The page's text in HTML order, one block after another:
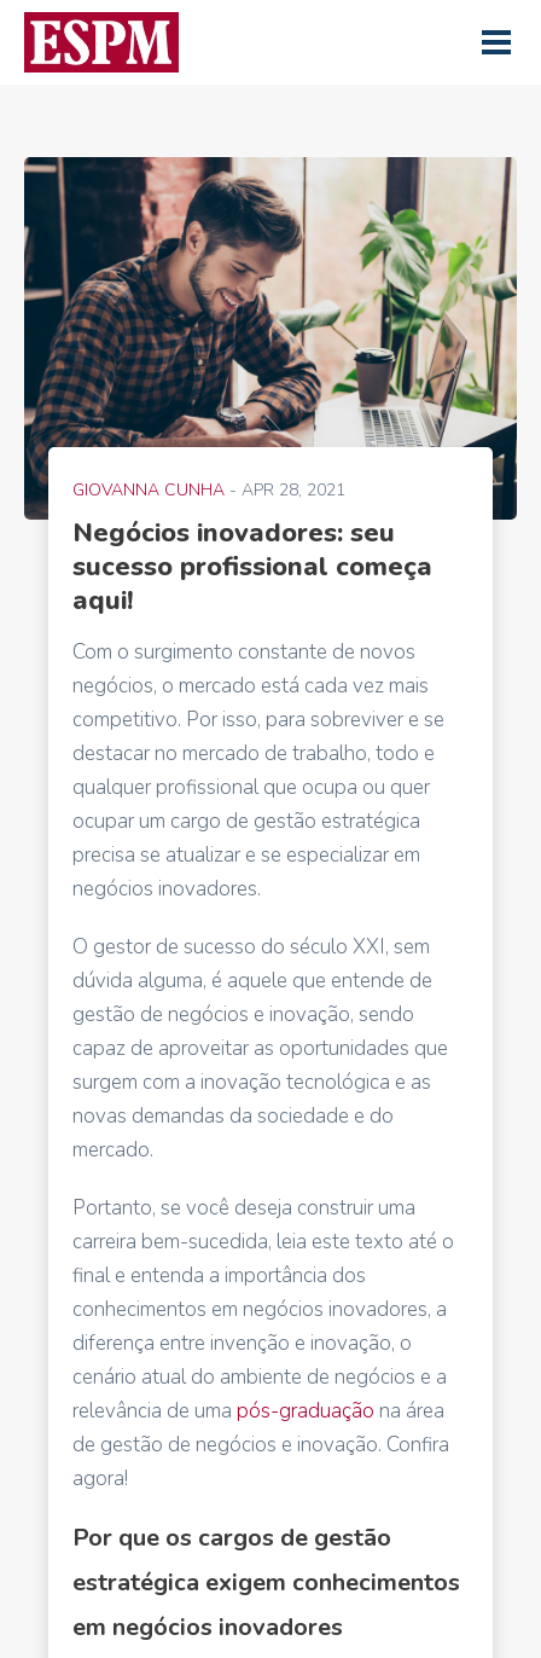
GIOVANNA CUNHA - APR 28, 2021
Negócios inovadores: seu
sucesso profissional começa
aqui!
Com o surgimento constante de novos
negócios, o mercado está cada vez mais
competitivo. Por isso, para sobreviver e se
destacar no mercado de trabalho, todo e
qualquer profissional que ocupa ou quer
ocupar um cargo de gestão estratégica
precisa se atualizar e se especializar em
negócios inovadores.
O gestor de sucesso do século XXI, sem
dúvida alguma, é aquele que entende de
gestão de negócios e inovação, sendo
capaz de aproveitar as oportunidades que
surgem com a inovação tecnológica e as
novas demandas da sociedade e do
mercado.
Portanto, se você deseja construir uma
carreira bem-sucedida, leia este texto até o
final e entenda a importância dos
conhecimentos em negócios inovadores, a
diferença entre invenção e inovação, o
cenário atual do ambiente de negócios e a
relevância de uma pós-graduação na área
de gestão de negócios e inovação. Confira
agora!
Por que os cargos de gestão
estratégica exigem conhecimentos
em negócios inovadores